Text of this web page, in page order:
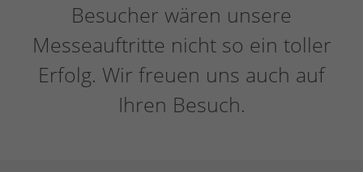
Besucher wären unsere
Messeauftritte nicht so ein toller
Erfolg. Wir freuen uns auch auf
Ihren Besuch.